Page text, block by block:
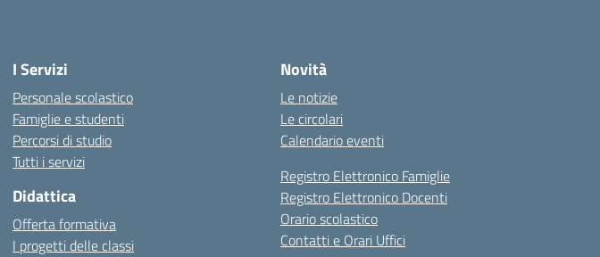
I Servizi
Personale scolastico
Famiglie e studenti
Percorsi di studio
Tutti i servizi
Didattica
Offerta formativa
I progetti delle classi
Novità
Le notizie
Le circolari
Calendario eventi
Registro Elettronico Famiglie
Registro Elettronico Docenti
Orario scolastico
Contatti e Orari Uffici